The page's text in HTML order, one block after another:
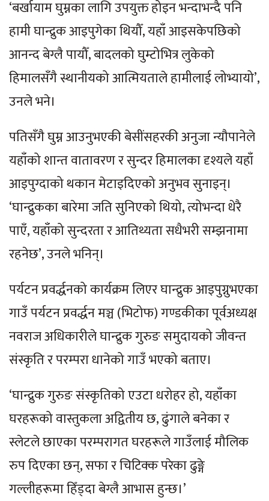
‘बर्खायाम घुम्नका लागि उपयुक्त होइन भन्दाभन्दै पनि
हामी घान्द्रुक आइपुगेका थियौँ, यहाँ आइसकेपछिको
आनन्द बेग्लै पायौँ, बादलको घुम्टोभित्र लुकेको
हिमालसँगै स्थानीयको आत्मियताले हामीलाई लोभ्यायो’,
उनले भने।
पतिसँगै घुम्न आउनुभएकी बेसींसहरकी अनुजा न्यौपानेले
यहाँको शान्त वातावरण र सुन्दर हिमालका दृश्यले यहाँ
आइपुग्दाको थकान मेटाइदिएको अनुभव सुनाइन्।
‘घान्द्रुकका बारेमा जति सुनिएको थियो, त्योभन्दा धेरै
पाएँ, यहाँको सुन्दरता र आतिथ्यता सधैभरी सम्झनामा
रहनेछ’, उनले भनिन्।
पर्यटन प्रवर्द्धनको कार्यक्रम लिएर घान्द्रुक आइपुग्नुभएका
गाउँ पर्यटन प्रवर्द्धन मञ्च (भिटोफ) गण्डकीका पूर्वअध्यक्ष
नवराज अधिकारीले घान्द्रुक गुरुङ समुदायको जीवन्त
संस्कृति र परम्परा धानेको गाउँ भएको बताए।
‘घान्द्रुक गुरुङ संस्कृतिको एउटा धरोहर हो, यहाँका
घरहरूको वास्तुकला अद्वितीय छ, ढुंगाले बनेका र
स्लेटले छाएका परम्परागत घरहरूले गाउँलाई मौलिक
रुप दिएका छन्, सफा र चिटिक्क परेका ढुङ्गे
गल्लीहरूमा हिँड्दा बेग्लै आभास हुन्छ।’